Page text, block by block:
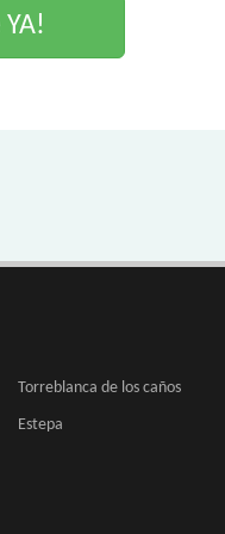
Torreblanca de los caños
Estepa